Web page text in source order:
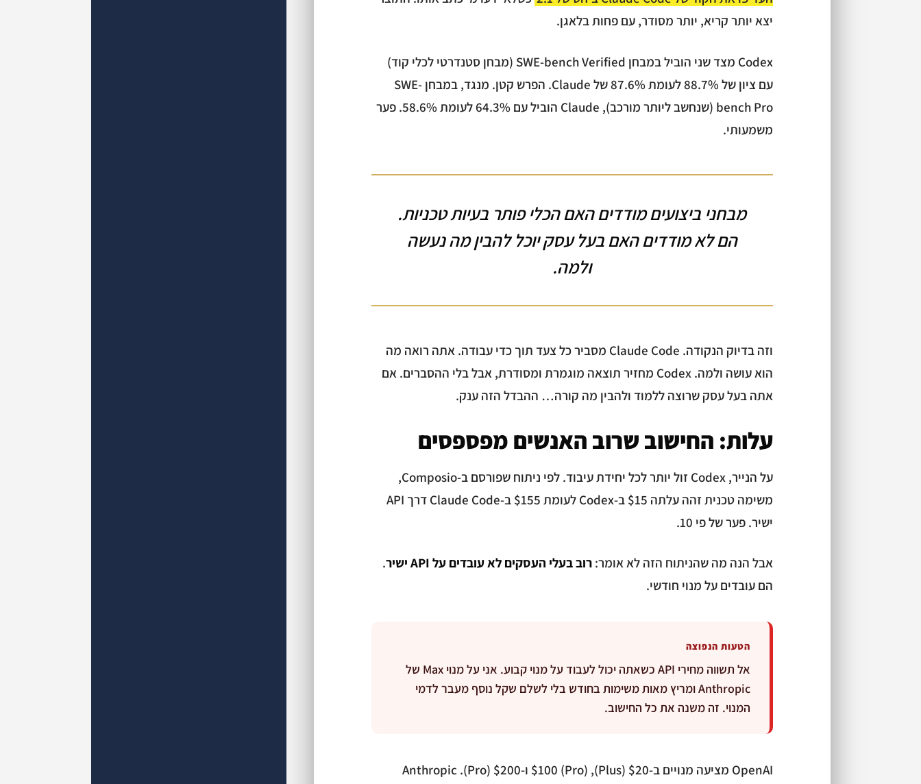
יצא יותר קריא, יותר מסודר, עם פחות בלאגן.
Codex מצד שני הוביל במבחן SWE-bench Verified (מבחן סטנדרטי לכלי קוד)
עם ציון של 88.7% לעומת 87.6% של Claude. הפרש קטן. מנגד, במבחן SWE-
bench Pro (שנחשב ליותר מורכב), Claude הוביל עם 64.3% לעומת 58.6%. פער
משמעותי.
מבחני ביצועים מודדים האם הכלי פותר בעיות טכניות.
הם לא מודדים האם בעל עסק יוכל להבין מה נעשה
ולמה.
וזה בדיוק הנקודה. Claude Code מסביר כל צעד תוך כדי עבודה. אתה רואה מה
הוא עושה ולמה. Codex מחזיר תוצאה מוגמרת ומסודרת, אבל בלי ההסברים. אם
אתה בעל עסק שרוצה ללמוד ולהבין מה קורה… ההבדל הזה ענק.
עלות: החישוב שרוב האנשים מפספסים
על הנייר, Codex זול יותר לכל יחידת עיבוד. לפי ניתוח שפורסם ב-Composio,
משימה טכנית זהה עלתה $15 ב-Codex לעומת $155 ב-Claude Code דרך API
ישיר. פער של פי 10.
אבל הנה מה שהניתוח הזה לא אומר:רוב בעלי העסקים לא עובדים על API ישיר
.
הם עובדים על מנוי חודשי.
הטעות הנפוצה
אל תשווה מחירי API כשאתה יכול לעבוד על מנוי קבוע. אני על מנוי Max של
Anthropic ומריץ מאות משימות בחודש בלי לשלם שקל נוסף מעבר לדמי
המנוי. זה משנה את כל החישוב.
OpenAI מציעה מנויים ב-$20 (Plus), $100 (Pro) ו-$200 (Pro). Anthropic